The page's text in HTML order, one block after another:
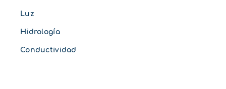
Luz
Hidrología
Conductividad